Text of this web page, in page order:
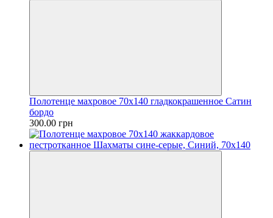
Полотенце махровое 70х140 гладкокрашенное Сатин
бордо
300.00 грн